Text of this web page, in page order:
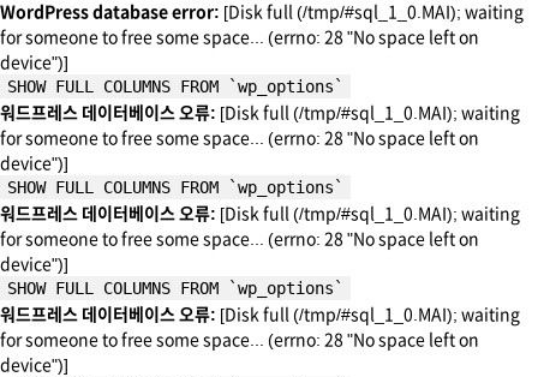
WordPress database error: [Disk full (/tmp/#sql_1_0.MAI); waiting
for someone to free some space... (errno: 28 "No space left on
device")]
SHOW FULL COLUMNS FROM `wp_options`
워드프레스 데이터베이스 오류: [Disk full (/tmp/#sql_1_0.MAI); waiting
for someone to free some space... (errno: 28 "No space left on
device")]
SHOW FULL COLUMNS FROM `wp_options`
워드프레스 데이터베이스 오류: [Disk full (/tmp/#sql_1_0.MAI); waiting
for someone to free some space... (errno: 28 "No space left on
device")]
SHOW FULL COLUMNS FROM `wp_options`
워드프레스 데이터베이스 오류: [Disk full (/tmp/#sql_1_0.MAI); waiting
for someone to free some space... (errno: 28 "No space left on
device")]